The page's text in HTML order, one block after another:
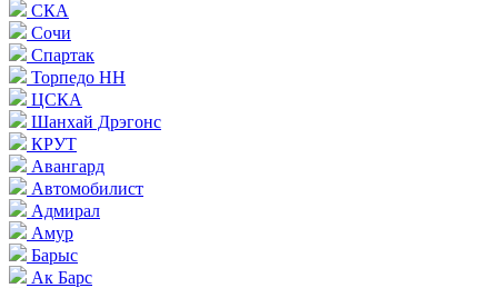
СКА
Сочи
Спартак
Торпедо НН
ЦСКА
Шанхай Дрэгонс
КРУТ
Авангард
Автомобилист
Адмирал
Амур
Барыс
Ак Барс